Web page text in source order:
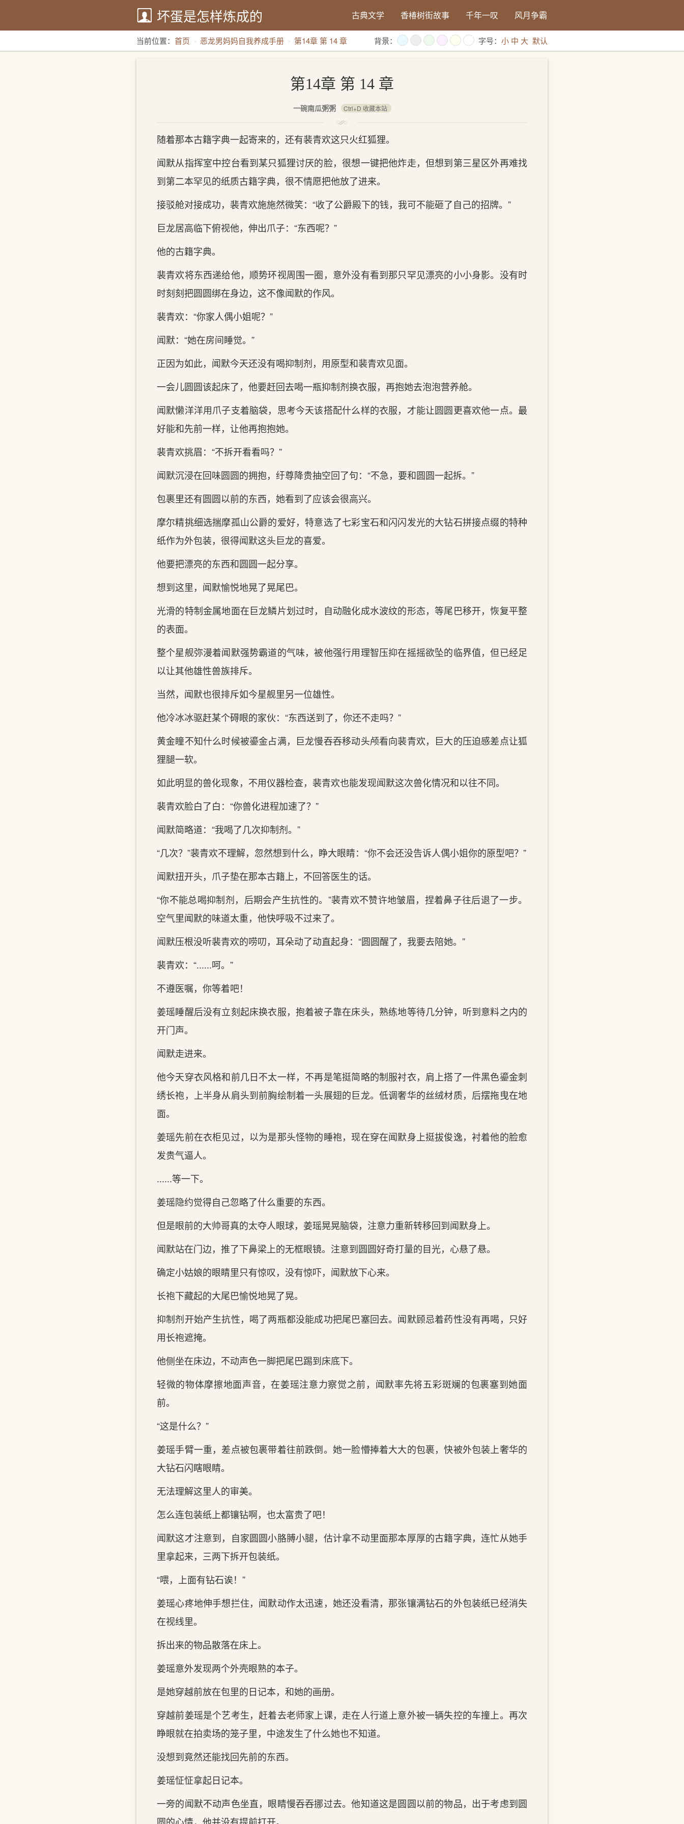
坏蛋是怎样炼成的 古典文学 香椿树街故事 千年一叹 风月争霸
当前位置： 首页 恶龙男妈妈自我养成手册 第14章 第 14 章 背景： 字号： 小 中 大 默认
第14章 第 14 章
一碗南瓜粥粥 Ctrl+D 收藏本站
随着那本古籍字典一起寄来的，还有裴青欢这只火红狐狸。
闻默从指挥室中控台看到某只狐狸讨厌的脸，很想一键把他炸走，但想到第三星区外再难找
到第二本罕见的纸质古籍字典，很不情愿把他放了进来。
接驳舱对接成功，裴青欢施施然微笑：“收了公爵殿下的钱，我可不能砸了自己的招牌。”
巨龙居高临下俯视他，伸出爪子：“东西呢？”
他的古籍字典。
裴青欢将东西递给他，顺势环视周围一圈，意外没有看到那只罕见漂亮的小小身影。没有时
时刻刻把圆圆绑在身边，这不像闻默的作风。
裴青欢：“你家人偶小姐呢？”
闻默：“她在房间睡觉。”
正因为如此，闻默今天还没有喝抑制剂，用原型和裴青欢见面。
一会儿圆圆该起床了，他要赶回去喝一瓶抑制剂换衣服，再抱她去泡泡营养舱。
闻默懒洋洋用爪子支着脑袋，思考今天该搭配什么样的衣服，才能让圆圆更喜欢他一点。最
好能和先前一样，让他再抱抱她。
裴青欢挑眉：“不拆开看看吗？”
闻默沉浸在回味圆圆的拥抱，纡尊降贵抽空回了句：“不急，要和圆圆一起拆。”
包裹里还有圆圆以前的东西，她看到了应该会很高兴。
摩尔精挑细选揣摩孤山公爵的爱好，特意选了七彩宝石和闪闪发光的大钻石拼接点缀的特种
纸作为外包装，很得闻默这头巨龙的喜爱。
他要把漂亮的东西和圆圆一起分享。
想到这里，闻默愉悦地晃了晃尾巴。
光滑的特制金属地面在巨龙鳞片划过时，自动融化成水波纹的形态，等尾巴移开，恢复平整
的表面。
整个星舰弥漫着闻默强势霸道的气味，被他强行用理智压抑在摇摇欲坠的临界值，但已经足
以让其他雄性兽族排斥。
当然，闻默也很排斥如今星舰里另一位雄性。
他冷冰冰驱赶某个碍眼的家伙：“东西送到了，你还不走吗？”
黄金瞳不知什么时候被鎏金占满，巨龙慢吞吞移动头颅看向裴青欢，巨大的压迫感差点让狐
狸腿一软。
如此明显的兽化现象，不用仪器检查，裴青欢也能发现闻默这次兽化情况和以往不同。
裴青欢脸白了白：“你兽化进程加速了？”
闻默简略道：“我喝了几次抑制剂。”
“几次？”裴青欢不理解，忽然想到什么，睁大眼睛：“你不会还没告诉人偶小姐你的原型吧？”
闻默扭开头，爪子垫在那本古籍上，不回答医生的话。
“你不能总喝抑制剂，后期会产生抗性的。”裴青欢不赞许地皱眉，捏着鼻子往后退了一步。
空气里闻默的味道太重，他快呼吸不过来了。
闻默压根没听裴青欢的唠叨，耳朵动了动直起身：“圆圆醒了，我要去陪她。”
裴青欢：“......呵。”
不遵医嘱，你等着吧！
姜瑶睡醒后没有立刻起床换衣服，抱着被子靠在床头，熟练地等待几分钟，听到意料之内的
开门声。
闻默走进来。
他今天穿衣风格和前几日不太一样，不再是笔挺简略的制服衬衣，肩上搭了一件黑色鎏金刺
绣长袍，上半身从肩头到前胸绘制着一头展翅的巨龙。低调奢华的丝绒材质，后摆拖曳在地
面。
姜瑶先前在衣柜见过，以为是那头怪物的睡袍，现在穿在闻默身上挺拔俊逸，衬着他的脸愈
发贵气逼人。
......等一下。
姜瑶隐约觉得自己忽略了什么重要的东西。
但是眼前的大帅哥真的太夺人眼球，姜瑶晃晃脑袋，注意力重新转移回到闻默身上。
闻默站在门边，推了下鼻梁上的无框眼镜。注意到圆圆好奇打量的目光，心悬了悬。
确定小姑娘的眼睛里只有惊叹，没有惊吓，闻默放下心来。
长袍下藏起的大尾巴愉悦地晃了晃。
抑制剂开始产生抗性，喝了两瓶都没能成功把尾巴塞回去。闻默顾忌着药性没有再喝，只好
用长袍遮掩。
他侧坐在床边，不动声色一脚把尾巴踢到床底下。
轻微的物体摩擦地面声音，在姜瑶注意力察觉之前，闻默率先将五彩斑斓的包裹塞到她面
前。
“这是什么？”
姜瑶手臂一重，差点被包裹带着往前跌倒。她一脸懵捧着大大的包裹，快被外包装上奢华的
大钻石闪瞎眼睛。
无法理解这里人的审美。
怎么连包装纸上都镶钻啊，也太富贵了吧！
闻默这才注意到，自家圆圆小胳膊小腿，估计拿不动里面那本厚厚的古籍字典，连忙从她手
里拿起来，三两下拆开包装纸。
“喂，上面有钻石诶！”
姜瑶心疼地伸手想拦住，闻默动作太迅速，她还没看清，那张镶满钻石的外包装纸已经消失
在视线里。
拆出来的物品散落在床上。
姜瑶意外发现两个外壳眼熟的本子。
是她穿越前放在包里的日记本，和她的画册。
穿越前姜瑶是个艺考生，赶着去老师家上课，走在人行道上意外被一辆失控的车撞上。再次
睁眼就在拍卖场的笼子里，中途发生了什么她也不知道。
没想到竟然还能找回先前的东西。
姜瑶怔怔拿起日记本。
一旁的闻默不动声色坐直，眼睛慢吞吞挪过去。他知道这是圆圆以前的物品，出于考虑到圆